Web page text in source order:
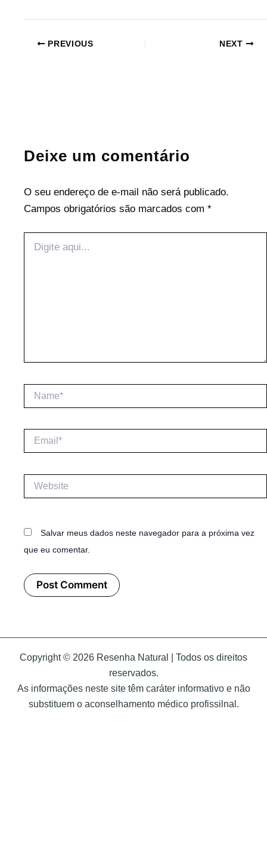
PREVIOUS NEXT
Deixe um comentário
O seu endereço de e-mail não será publicado.
Campos obrigatórios são marcados com *
aqui...
Email*
Salvar meus dados neste navegador para a próxima vez
que eu comentar.
Copyright © 2026 Resenha Natural | Todos os direitos
reservados.
As informações neste site têm caráter informativo e não
substituem o aconselhamento médico profissilnal.